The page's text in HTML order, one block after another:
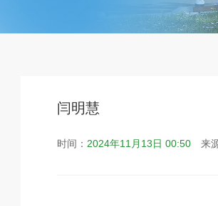
闫明慧
时间： 2024年11月13日 00:50来源